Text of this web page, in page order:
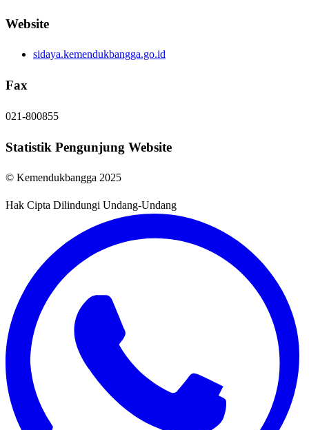
Website
sidaya.kemendukbangga.go.id
Fax
021-800855
Statistik Pengunjung Website
© Kemendukbangga 2025
Hak Cipta Dilindungi Undang-Undang